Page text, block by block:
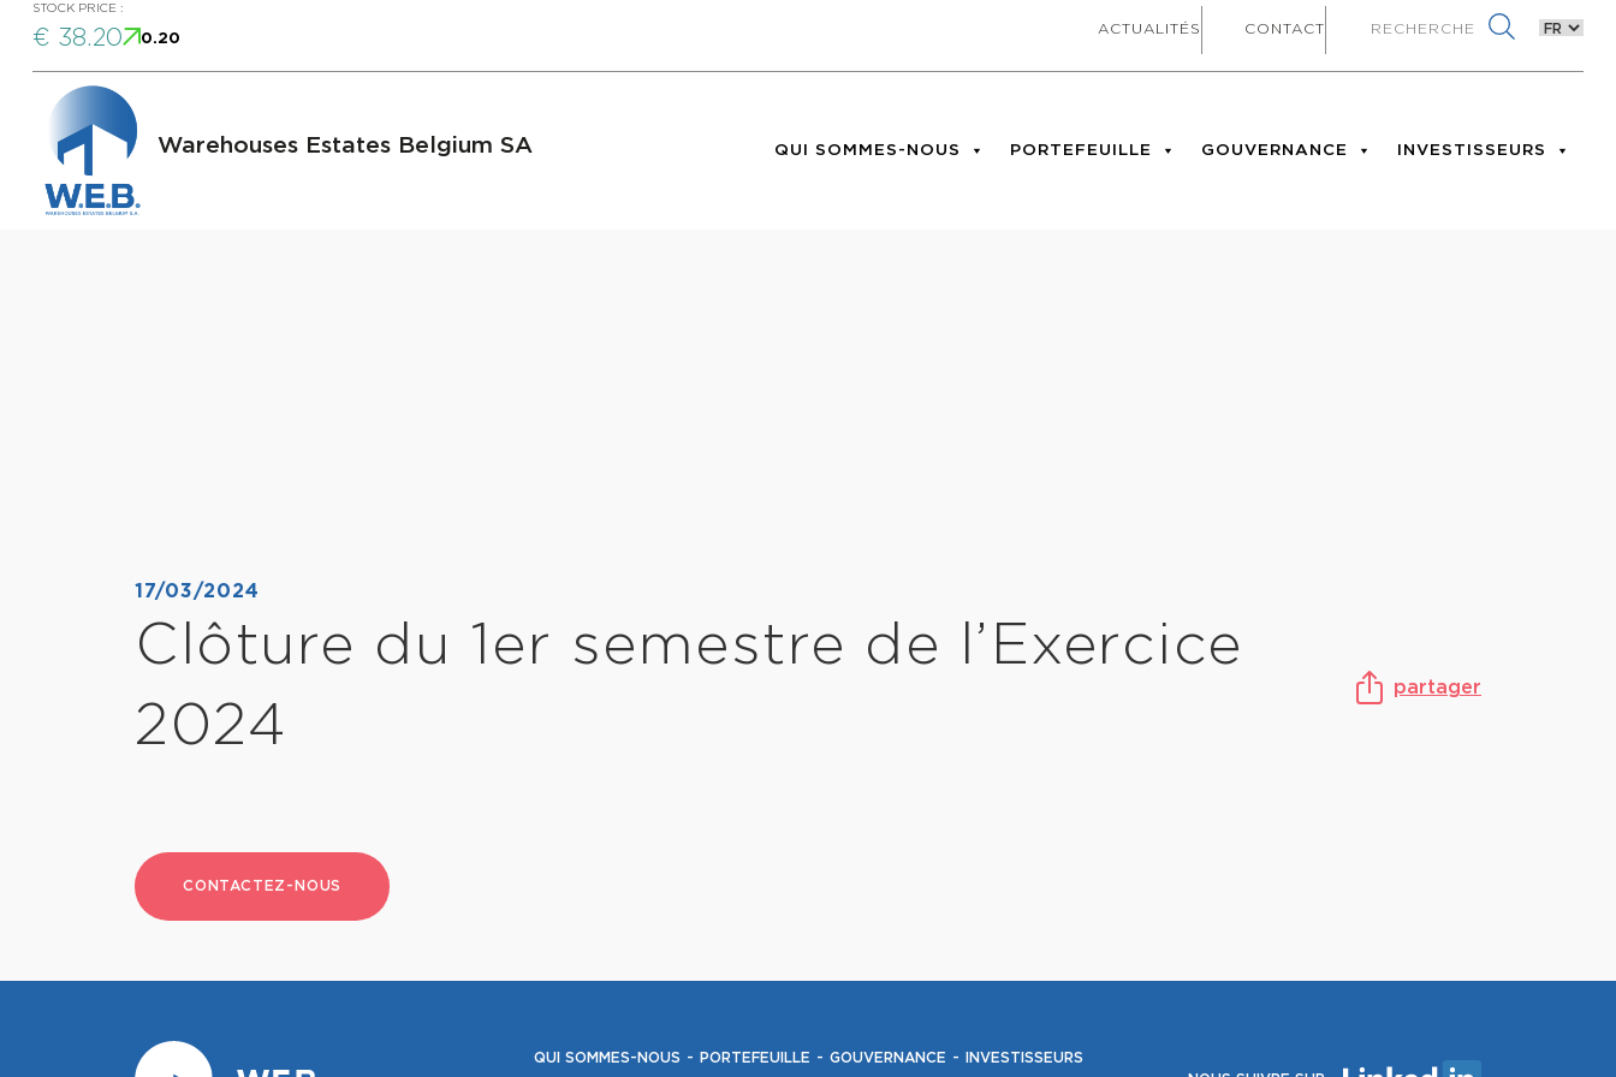
STOCK PRICE :
€ 38.20 0.20
ACTUALITÉS CONTACT
Warehouses Estates Belgium SA QUI SOMMES-NOUS PORTEFEUILLE GOUVERNANCE INVESTISSEURS
17/03/2024
Clôture du 1er semestre de l’Exercice
2024
partager
CONTACTEZ-NOUS
QUI SOMMES-NOUS PORTEFEUILLE GOUVERNANCE
INVESTISSEURS